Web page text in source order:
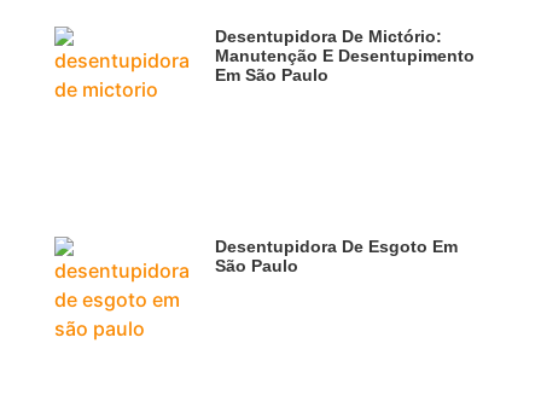
Desentupidora De Mictório:
Manutenção E Desentupimento
Em São Paulo
Desentupidora De Esgoto Em
São Paulo